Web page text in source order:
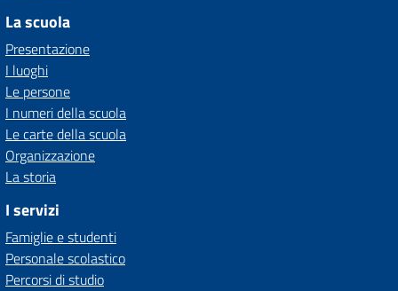
La scuola
Presentazione
I luoghi
Le persone
I numeri della scuola
Le carte della scuola
Organizzazione
La storia
I servizi
Famiglie e studenti
Personale scolastico
Percorsi di studio